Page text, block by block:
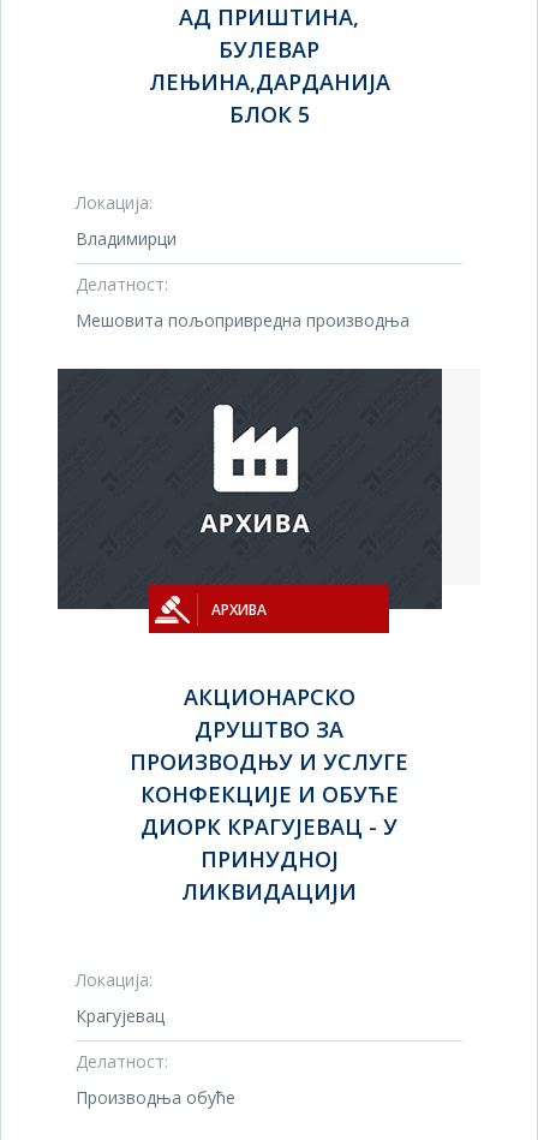
АД ПРИШТИНА,
БУЛЕВАР
ЛЕЊИНА,ДАРДАНИЈА
БЛОК 5
Локација:
Владимирци
Делатност:
Мешовита пољопривредна производња
АРХИВА
АКЦИОНАРСКО
ДРУШТВО ЗА
ПРОИЗВОДЊУ И УСЛУГЕ
КОНФЕКЦИЈЕ И ОБУЋЕ
ДИОРК КРАГУЈЕВАЦ - У
ПРИНУДНОЈ
ЛИКВИДАЦИЈИ
Локација:
Крагујевац
Делатност:
Производња обуће